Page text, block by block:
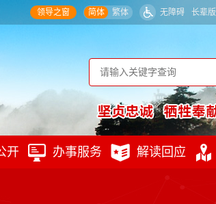
领导之窗 简体 繁体 无障碍 长辈版
开 办事服务 解读回应